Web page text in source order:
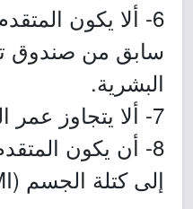
6- ألا يكون
سابق من صندوق
البشرية.
7- ألا يتجاوز عمر المتقدم 28 سنة.
8- أن يكون
إلى كتلة الجسم (BMI).